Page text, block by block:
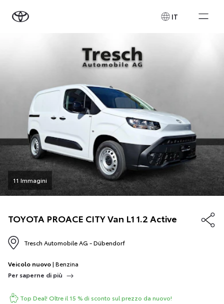
IT
11 Immagini
TOYOTA PROACE CITY Van L1 1.2 Active
Tresch Automobile AG - Dübendorf
Veicolo nuovo| Benzina
Per saperne di più
Top Deal! Oltre il 15 % di sconto sul prezzo da nuovo!